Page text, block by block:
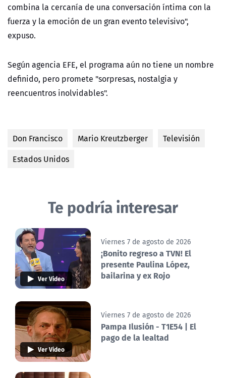
combina la cercanía de una conversación íntima con la
fuerza y la emoción de un gran evento televisivo",
expuso.
Según agencia EFE, el programa aún no tiene un nombre
definido, pero promete "sorpresas, nostalgia y
reencuentros inolvidables".
Don Francisco Mario Kreutzberger
Televisión
Estados Unidos
Te podría interesar
Ver Video
Viernes 7 de agosto de 2026
¡Bonito regreso a TVN! El
presente Paulina López,
bailarina y ex Rojo
Ver Video
Viernes 7 de agosto de 2026
Pampa Ilusión - T1E54 | El
pago de la lealtad